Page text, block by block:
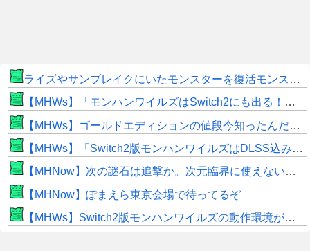
ライズやサンブレイクにいたモンスターを復活モンスターと呼ぶのはやめよう
【MHWs】「モンハンワイルズはSwitch2にも出る！」👈こいつにかけたい言葉ｗｗｗｗｗｗｗｗｗ
【MHWs】ゴールドエディションの値段今知ったんだけどやっっっっっっすwwwww
【MHWs】「Switch2版モンハンワイルズはDLSS込みで最大1440p動作」
【MHNow】次の謎石は追撃か。次元臨界に使えない時点で闘気活性以下のスキルだわ
【MHNow】ぽまえら東京会場で待ってるぞ
【MHWs】Switch2版モンハンワイルズの動作環境が判明！